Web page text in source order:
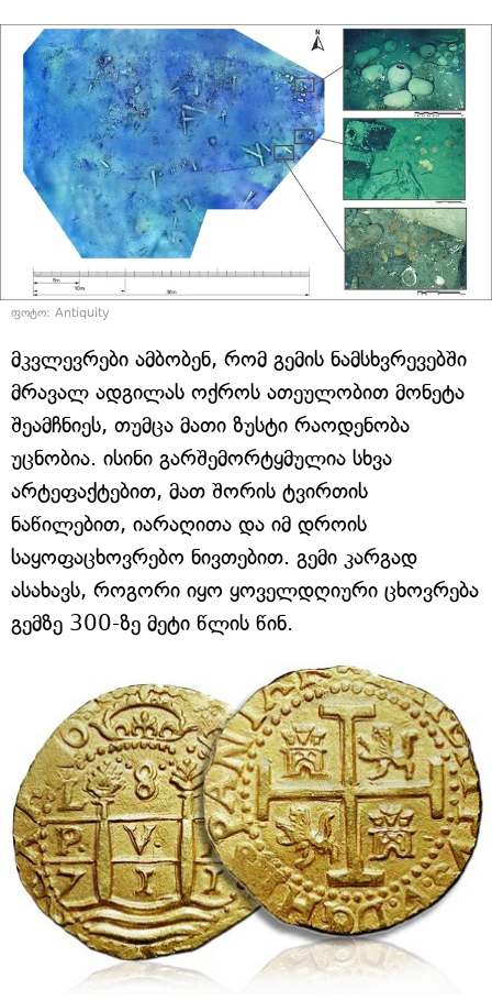
ფოტო: Antiquity
მკვლევრები ამბობენ, რომ გემის ნამსხვრევებში
მრავალ ადგილას ოქროს ათეულობით მონეტა
შეამჩნიეს, თუმცა მათი ზუსტი რაოდენობა
უცნობია. ისინი გარშემორტყმულია სხვა
არტეფაქტებით, მათ შორის ტვირთის
ნაწილებით, იარაღითა და იმ დროის
საყოფაცხოვრებო ნივთებით. გემი კარგად
ასახავს, როგორი იყო ყოველდღიური ცხოვრება
გემზე 300-ზე მეტი წლის წინ.